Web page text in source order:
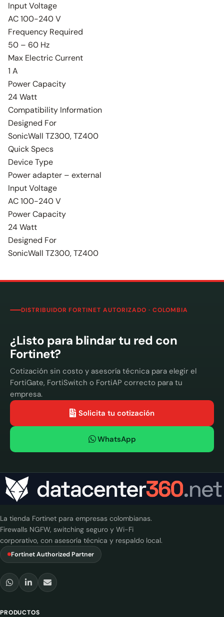
Input Voltage
AC 100-240 V
Frequency Required
50 – 60 Hz
Max Electric Current
1 A
Power Capacity
24 Watt
Compatibility Information
Designed For
SonicWall TZ300, TZ400
Quick Specs
Device Type
Power adapter – external
Input Voltage
AC 100-240 V
Power Capacity
24 Watt
Designed For
SonicWall TZ300, TZ400
DISTRIBUIDOR FORTINET AUTORIZADO · COLOMBIA
¿Listo para blindar tu red con
Fortinet?
Cotización sin costo y asesoría técnica para elegir el
FortiGate, FortiSwitch o FortiAP correcto para tu
empresa.
Solicita tu cotización
WhatsApp
La tienda Fortinet para empresas colombianas.
Firewalls NGFW, switching seguro y Wi-Fi
corporativo, con asesoría técnica y respaldo local.
Fortinet Authorized Partner
PRODUCTOS